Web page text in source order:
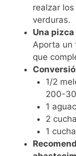
realzar
verduras.
Una
Aporta un
que
1/2
200-
1
2
1